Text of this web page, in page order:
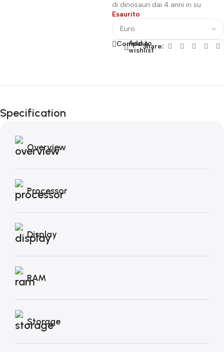
di dinosauri dai 4 anni in su
Esaurito
Compare
Add to
wishlistShare:
Fino al 12 Ottobre...
Autunno!
Specification
Overview
Processor
Display
RAM
Storage